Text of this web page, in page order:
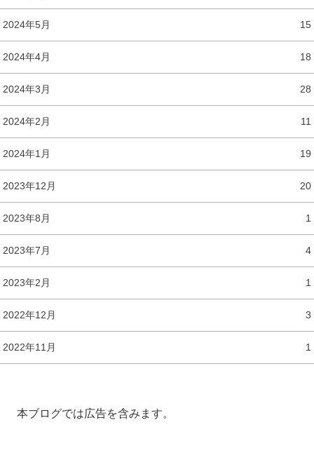
2024年5月 15
2024年4月 18
2024年3月 28
2024年2月 11
2024年1月 19
2023年12月 20
2023年8月 1
2023年7月 4
2023年2月 1
2022年12月 3
2022年11月 1
本ブログでは広告を含みます。